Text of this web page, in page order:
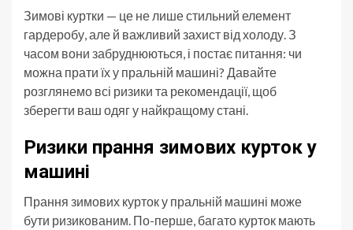
Зимові куртки — це не лише стильний елемент
гардеробу, але й важливий захист від холоду. З
часом вони забруднюються, і постає питання: чи
можна прати їх у пральній машині? Давайте
розглянемо всі ризики та рекомендації, щоб
зберегти ваш одяг у найкращому стані.
Ризики прання зимових курток у
машині
Прання зимових курток у пральній машині може
бути ризикованим. По-перше, багато курток мають